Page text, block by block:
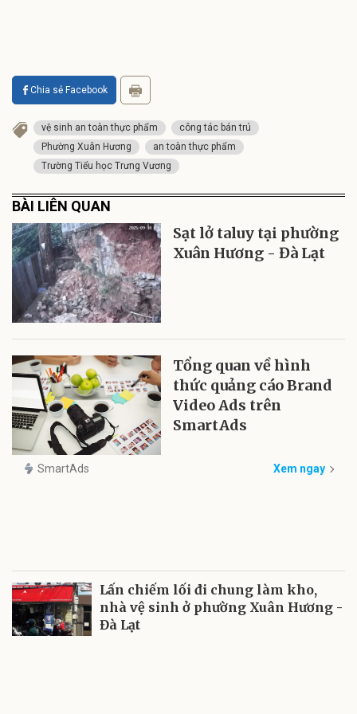
Chia sẻ Facebook
vệ sinh an toàn thực phẩm
công tác bán trú
Phường Xuân Hương
an toàn thực phẩm
Trường Tiểu học Trưng Vương
BÀI LIÊN QUAN
Sạt lở taluy tại phường
Xuân Hương - Đà Lạt
Tổng quan về hình
thức quảng cáo Brand
Video Ads trên
SmartAds
SmartAds Xem ngay
Lấn chiếm lối đi chung làm kho,
nhà vệ sinh ở phường Xuân Hương -
Đà Lạt